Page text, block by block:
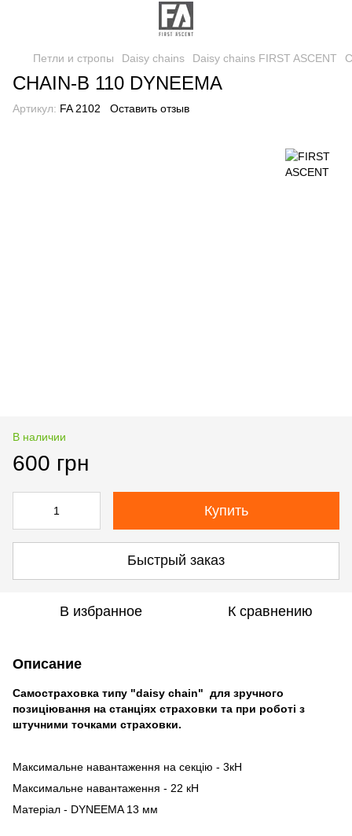
Петли и стропы Daisy chains Daisy chains FIRST ASCENT
CHAIN-B 110 DYNEEMA
Артикул: FA 2102 Оставить отзыв
В наличии
600 грн
Купить
Быстрый заказ
В избранное К сравнению
Описание
Самостраховка типу "daisy chain" для зручного
позиціювання на станціях страховки та при роботі з
штучними точками страховки.
Максимальне навантаження на секцію - 3кН
Максимальне навантаження - 22 кН
Матеріал - DYNEEMA 13 мм